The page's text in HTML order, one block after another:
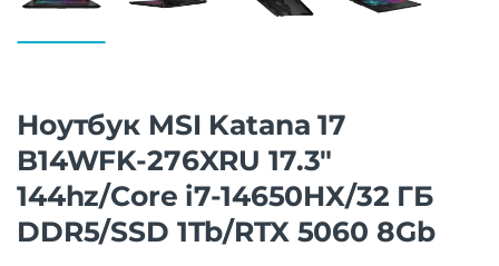
Ноутбук MSI Katana 17
B14WFK-276XRU 17.3″
144hz/Core i7-14650HX/32 ГБ
DDR5/SSD 1Tb/RTX 5060 8Gb